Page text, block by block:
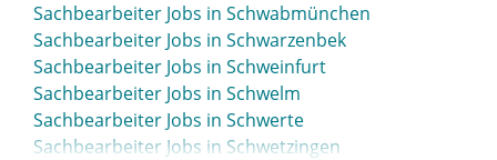
Sachbearbeiter Jobs in Schwabmünchen
Sachbearbeiter Jobs in Schwarzenbek
Sachbearbeiter Jobs in Schweinfurt
Sachbearbeiter Jobs in Schwelm
Sachbearbeiter Jobs in Schwerte
Sachbearbeiter Jobs in Schwetzingen